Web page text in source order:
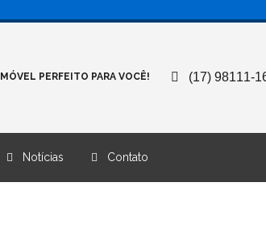
PERFEITO PARA VOCÊ! (17) 98111-
Notícias Contato